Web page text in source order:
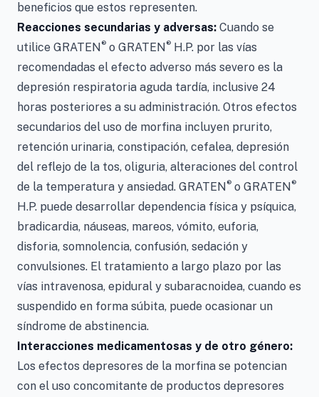
beneficios que estos representen.
Reacciones secundarias y adversas: Cuando se
utilice GRATEN® o GRATEN® H.P. por las vías
recomendadas el efecto adverso más severo es la
depresión respiratoria aguda tardía, inclusive 24
horas posteriores a su administración. Otros efectos
secundarios del uso de morfina incluyen prurito,
retención urinaria, constipación, cefalea, depresión
del reflejo de la tos, oliguria, alteraciones del control
de la temperatura y ansiedad. GRATEN® o GRATEN®
H.P. puede desarrollar dependencia física y psíquica,
bradicardia, náuseas, mareos, vómito, euforia,
disforia, somnolencia, confusión, sedación y
convulsiones. El tratamiento a largo plazo por las
vías intravenosa, epidural y subaracnoidea, cuando es
suspendido en forma súbita, puede ocasionar un
síndrome de abstinencia.
Interacciones medicamentosas y de otro género:
Los efectos depresores de la morfina se potencian
con el uso concomitante de productos depresores